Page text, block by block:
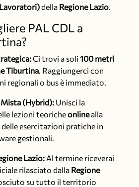
della Regione Lazio
PAL CDL a
Ci trovi a soli 100 metri
Tiburtina . Raggiungerci con
regionali o bus è immediato.
(Hybrid): Unisci la
lezioni teoricheonlinealla
esercitazioni pratiche in
gestionali.
Lazio: Al termine riceverai
rilasciato dalla Regione
su tutto il territorio